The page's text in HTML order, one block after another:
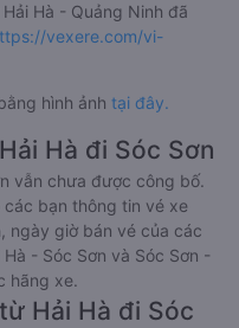
Hà - Quảng Ninh đã
vexere.com/vi-
hình ảnh tại đây.
Hà đi Sóc Sơn
vẫn chưa được công bố.
bạn thông tin vé xe
ngày giờ bán vé của các
- Sóc Sơn và Sóc Sơn -
hãng xe.
Hải Hà đi Sóc